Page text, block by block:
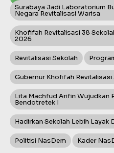
Surabaya Jadi Laboratorium
Negara Revitalisasi Warisa
Khofifah Revitalisasi 38
2026
Revitalisasi Sekolah
Gubernur Khofifah Revitalisasi
Lita Machfud Arifin Wujudkan
Bendotretek I
Hadirkan Sekolah Lebih Layak
Politisi NasDem Kader